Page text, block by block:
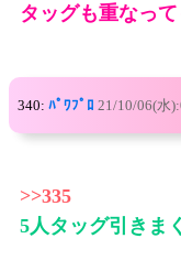
タッグも重なっ
340: ﾊﾟﾜﾌﾟﾛ 21/10/06(水
>>335
5人タッグ引きま